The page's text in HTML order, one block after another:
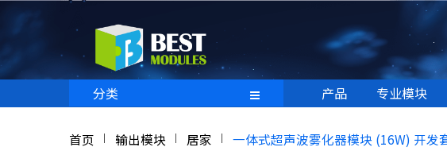
分类
产品 专业模块
首页 输出模块 居家 一体式超声波雾化器模块 (16W) 开发